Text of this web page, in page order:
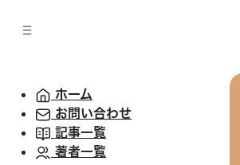
ホーム
お問い合わせ
記事一覧
著者一覧